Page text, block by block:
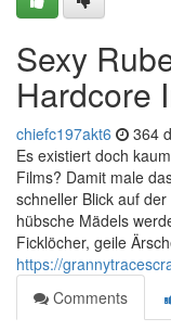
Sexy
Hardcore
chiefc197akt6 364
Es existiert doch
Films? Damit male
schneller Blick auf
hübsche Mädels
Ficklöcher, geile
https://
Comments